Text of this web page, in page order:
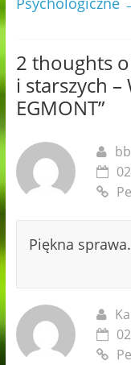
2 thoughts
i starszych
EGMONT”
bb
Piękna sprawa.